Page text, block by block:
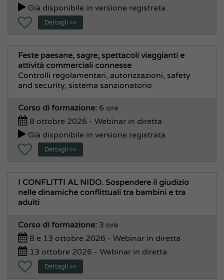
Già disponibile in versione registrata
Dettagli >>
Feste paesane, sagre, spettacoli viaggianti e
attività commerciali connesse
Controlli regolamentari, autorizzazioni, safety
and security, sistema sanzionatorio
Corso di formazione: 6 ore
8 ottobre 2026 - Webinar in diretta
Già disponibile in versione registrata
Dettagli >>
I CONFLITTI AL NIDO. Sospendere il giudizio
nelle dinamiche conflittuali tra bambini e tra
adulti
Corso di formazione: 3 ore
8 e 13 ottobre 2026 - Webinar in diretta
13 ottobre 2026 - Webinar in diretta
Dettagli >>